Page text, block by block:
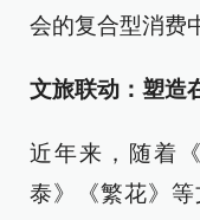
会的复合型消费
文旅联动：塑造
近年来，随着
泰》《繁花》